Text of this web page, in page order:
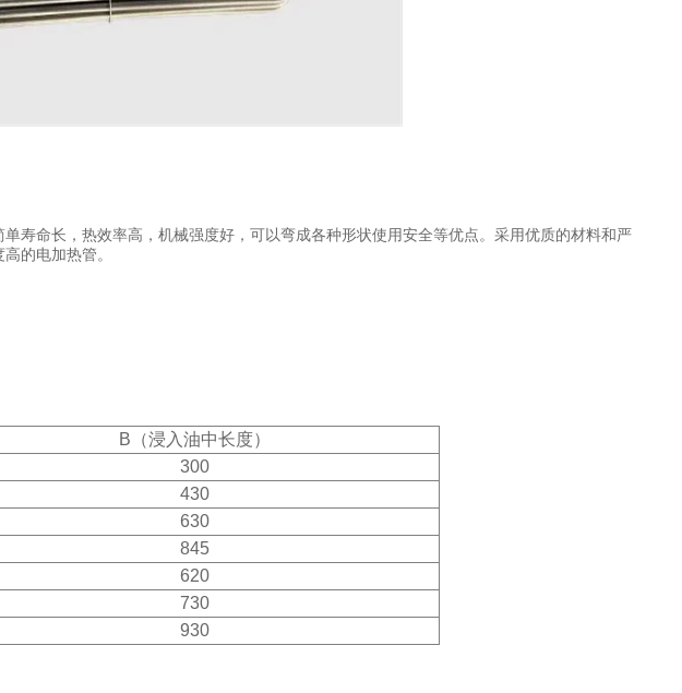
寿命长，热效率高，机械强度好，可以弯成各种形状使用安全等优点。采用优质的材料和严
的电加热管。
B（浸入油中长度）
300
430
630
845
620
730
930